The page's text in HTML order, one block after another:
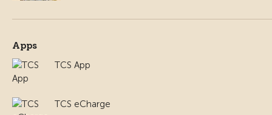
Apps
TCS App
TCS eCharge